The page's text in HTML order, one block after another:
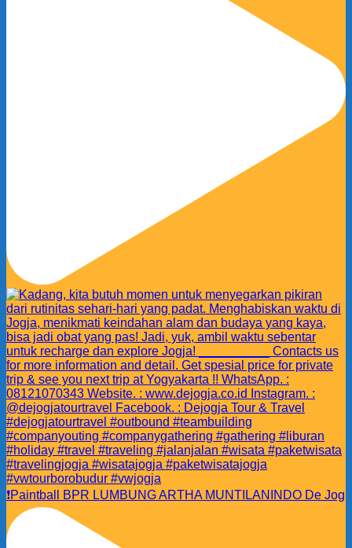
❗️Paintball BPR LUMBUNG ARTHA MUNTILANINDO De Jog